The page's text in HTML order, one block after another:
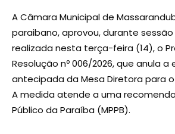
A Câmara Municipal de
paraibano, aprovou, durante
realizada nesta terça-feira (14), o
Resolução nº 006/2026, que anula a
antecipada da Mesa Diretora para o
A medida atende a uma
Público da Paraíba (MPPB).